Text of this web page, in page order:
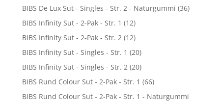
BIBS De Lux Sut - Singles - Str. 2 - Naturgummi (36)
BIBS Infinity Sut - 2-Pak - Str. 1 (12)
BIBS Infinity Sut - 2-Pak - Str. 2 (12)
BIBS Infinity Sut - Singles - Str. 1 (20)
BIBS Infinity Sut - Singles - Str. 2 (20)
BIBS Rund Colour Sut - 2-Pak - Str. 1 (66)
BIBS Rund Colour Sut - 2-Pak - Str. 1 - Naturgummi